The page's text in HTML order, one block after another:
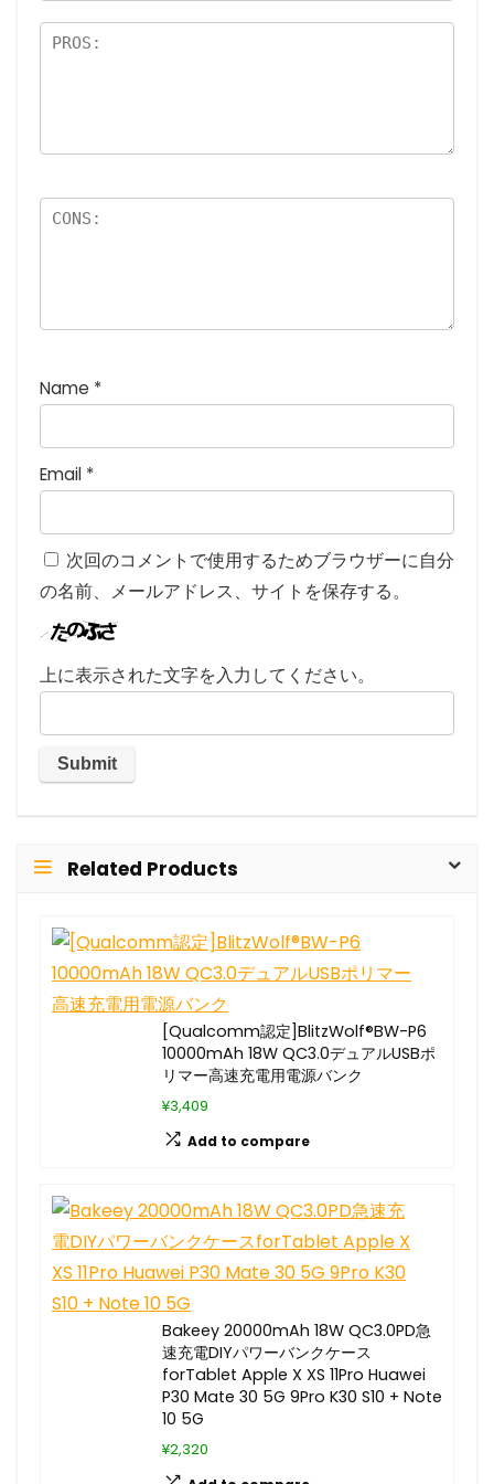
価
Name *
Email *
次回のコメントで使用するためブラウザーに自分
の名前、メールアドレス、サイトを保存する。
上に表示された文字を入力してください。
Related Products
[Qualcomm認定]BlitzWolf®BW-P6
10000mAh 18W QC3.0デュアルUSBポ
リマー高速充電用電源バンク
¥3,409
Add to compare
Bakeey 20000mAh 18W QC3.0PD急
速充電DIYパワーバンクケース
forTablet Apple X XS 11Pro Huawei
P30 Mate 30 5G 9Pro K30 S10 + Note
10 5G
¥2,320